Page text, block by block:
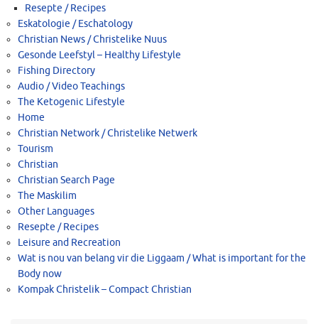
Resepte / Recipes
Eskatologie / Eschatology
Christian News / Christelike Nuus
Gesonde Leefstyl – Healthy Lifestyle
Fishing Directory
Audio / Video Teachings
The Ketogenic Lifestyle
Home
Christian Network / Christelike Netwerk
Tourism
Christian
Christian Search Page
The Maskilim
Other Languages
Resepte / Recipes
Leisure and Recreation
Wat is nou van belang vir die Liggaam / What is important for the
Body now
Kompak Christelik – Compact Christian